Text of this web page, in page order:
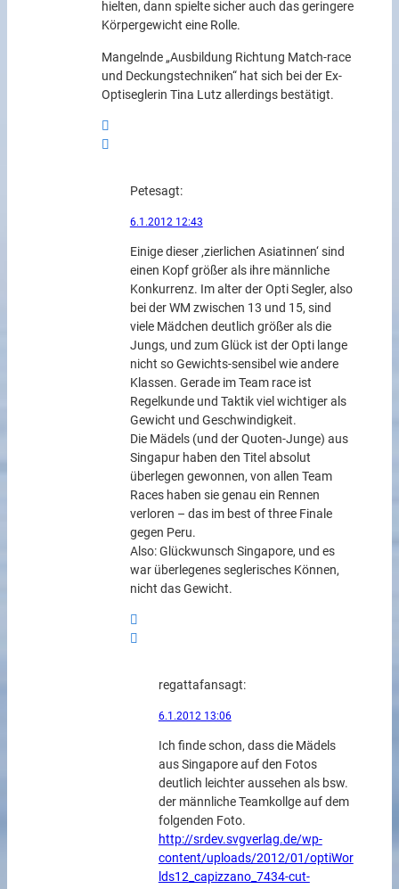
hielten, dann spielte sicher auch das geringere
Körpergewicht eine Rolle.
Mangelnde „Ausbildung Richtung Match-race
und Deckungstechniken“ hat sich bei der Ex-
Optiseglerin Tina Lutz allerdings bestätigt.
Petesagt:
6.1.2012 12:43
Einige dieser ‚zierlichen Asiatinnen‘ sind
einen Kopf größer als ihre männliche
Konkurrenz. Im alter der Opti Segler, also
bei der WM zwischen 13 und 15, sind
viele Mädchen deutlich größer als die
Jungs, und zum Glück ist der Opti lange
nicht so Gewichts-sensibel wie andere
Klassen. Gerade im Team race ist
Regelkunde und Taktik viel wichtiger als
Gewicht und Geschwindigkeit.
Die Mädels (und der Quoten-Junge) aus
Singapur haben den Titel absolut
überlegen gewonnen, von allen Team
Races haben sie genau ein Rennen
verloren – das im best of three Finale
gegen Peru.
Also: Glückwunsch Singapore, und es
war überlegenes seglerisches Können,
nicht das Gewicht.
regattafansagt:
6.1.2012 13:06
Ich finde schon, dass die Mädels
aus Singapore auf den Fotos
deutlich leichter aussehen als bsw.
der männliche Teamkollge auf dem
folgenden Foto.
http://srdev.svgverlag.de/wp-
content/uploads/2012/01/optiWor
lds12_capizzano_7434-cut-